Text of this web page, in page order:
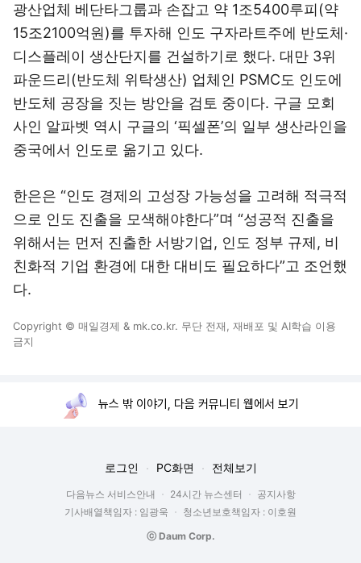
광산업체 베단타그룹과 손잡고 약 1조5400루피(약
15조2100억원)를 투자해 인도 구자라트주에 반도체·
디스플레이 생산단지를 건설하기로 했다. 대만 3위
파운드리(반도체 위탁생산) 업체인 PSMC도 인도에
반도체 공장을 짓는 방안을 검토 중이다. 구글 모회
사인 알파벳 역시 구글의 ‘픽셀폰’의 일부 생산라인을
중국에서 인도로 옮기고 있다.
한은은 “인도 경제의 고성장 가능성을 고려해 적극적
으로 인도 진출을 모색해야한다”며 “성공적 진출을
위해서는 먼저 진출한 서방기업, 인도 정부 규제, 비
친화적 기업 환경에 대한 대비도 필요하다”고 조언했
다.
Copyright © 매일경제 & mk.co.kr. 무단 전재, 재배포 및 AI학습 이용
금지
뉴스 밖 이야기, 다음 커뮤니티 웹에서 보기
로그인 PC화면 전체보기
다음뉴스 서비스안내 24시간 뉴스센터
공지사항
기사배열책임자 : 임광욱
청소년보호책임자 : 이호원
ⓒ Daum Corp.